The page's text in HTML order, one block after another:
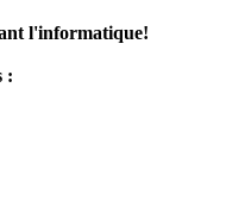
l'informatique!
: